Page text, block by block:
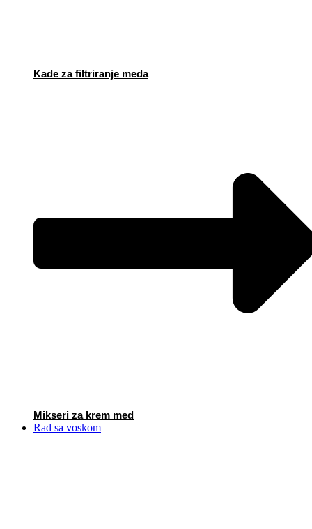
Kade za filtriranje meda
Mikseri za krem med
Rad sa voskom